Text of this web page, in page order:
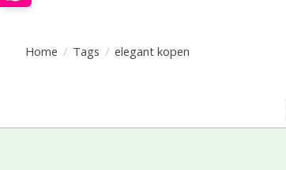
Home / Tags / elegant kopen